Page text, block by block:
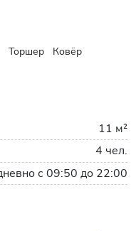
Торшер
Ковёр
11 м²
4 чел.
с 09:50 до 22:00